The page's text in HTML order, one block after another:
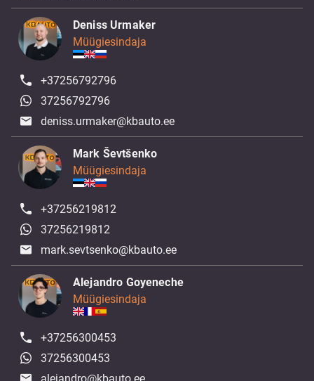
Deniss Urmaker
Müügiesindaja
+37256792796
37256792796
deniss.urmaker@kbauto.ee
Mark Ševtšenko
Müügiesindaja
+37256219812
37256219812
mark.sevtsenko@kbauto.ee
Alejandro Goyeneche
Müügiesindaja
+37256300453
37256300453